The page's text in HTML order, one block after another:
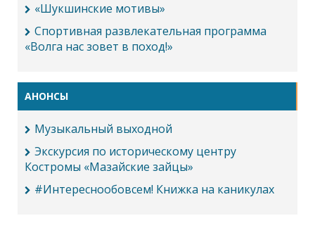
«Шукшинские мотивы»
Спортивная развлекательная программа
«Волга нас зовет в поход!»
АНОНСЫ
Музыкальный выходной
Экскурсия по историческому центру
Костромы «Мазайские зайцы»
#Интереснообовсем! Книжка на каникулах